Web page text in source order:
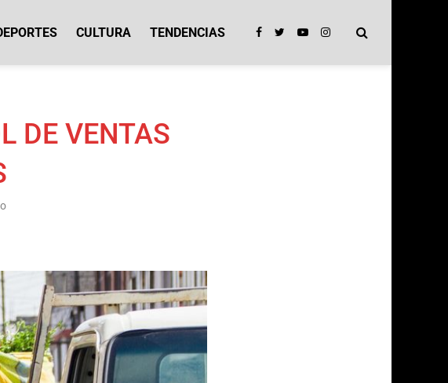
CULTURA TENDENCIAS
DE VENTAS